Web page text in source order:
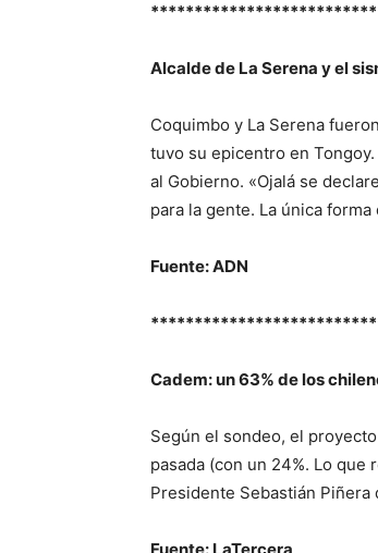
Alcalde de La Serena y el
Coquimbo y La Serena
tuvo su epicentro en
al Gobierno. «Ojalá se
para la gente. La única
Fuente: ADN
Cadem: un 63% de los
Según el sondeo, el
pasada (con un 24%. Lo
Presidente Sebastián